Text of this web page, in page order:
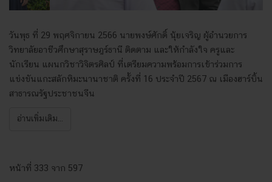
วันพุธ ที่ 29 พฤศจิกายน 2566 นายพงษ์ศักดิ์ นุ้ยเจริญ ผู้อำนวยการ
วิทยาลัยอาชีวศึกษาสุราษฎร์ธานี ติดตาม และให้กำลังใจ ครูและ
นักเรียน แผนกวิชาวิจิตรศิลป์ ที่เตรียมความพร้อมการเข้าร่วมการ
แข่งขันแกะสลักหิมะนานาชาติ ครั้งที่ 16 ประจำปี 2567 ณ เมืองฮาร์บิ้น
สาธารณรัฐประชาชนจีน
อ่านเพิ่มเติม...
หน้าที่ 333 จาก 597